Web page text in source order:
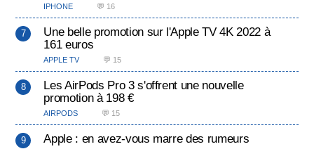
IPHONE 💬 16
Une belle promotion sur l'Apple TV 4K 2022 à
161 euros
APPLE TV 💬 15
Les AirPods Pro 3 s'offrent une nouvelle
promotion à 198 €
AIRPODS 💬 15
Apple : en avez-vous marre des rumeurs